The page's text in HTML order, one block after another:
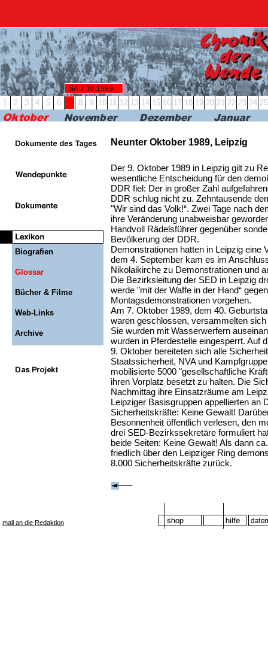
SA 7.10.1989
1 2 3 4 5 6 8 9 10 11 12 13 14 15 16 17 18 19 20 21 22 23 24 25
Biografien
Glossar
Bücher & Filme
Web-Links
Archive
Neunter Oktober 1989, Leipzig
Der 9. Oktober 1989 in Leipzig gilt zu
wesentliche Entscheidung für den
DDR fiel: Der in großer Zahl
DDR schlug nicht zu. Zehntausende
"Wir sind das Volk!“. Zwei Tage nach
ihre Veränderung unabweisbar
Handvoll Rädelsführer gegenüber
Bevölkerung der DDR.
Demonstrationen hatten in Leipzig eine
dem 4. September kam es im
Nikolaikirche zu Demonstrationen und
Die Bezirksleitung der SED in Leipzig
werde "mit der Waffe in der Hand“
Montagsdemonstrationen vorgehen.
Am 7. Oktober 1989, dem 40.
waren geschlossen, versammelten
Sie wurden mit Wasserwerfern
wurden in Pferdestelle eingesperrt. Auf
9. Oktober bereiteten sich alle
Staatssicherheit, NVA und
mobilisierte 5000 "gesellschaftliche
ihren Vorplatz besetzt zu halten. Die
Nachmittag ihre Einsatzräume am
Leipziger Basisgruppen appellierten an
Sicherheitskräfte: Keine Gewalt!
Besonnenheit öffentlich verlesen, den
drei SED-Bezirkssekretäre formuliert
beide Seiten: Keine Gewalt! Als dann
friedlich über den Leipziger Ring
8.000 Sicherheitskräfte zurück.
mail an die Redaktion